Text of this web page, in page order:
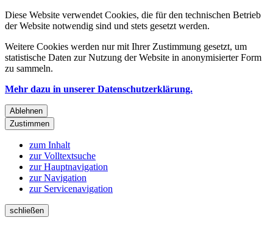
Diese Website verwendet Cookies, die für den technischen Betrieb
der Website notwendig sind und stets gesetzt werden.
Weitere Cookies werden nur mit Ihrer Zustimmung gesetzt, um
statistische Daten zur Nutzung der Website in anonymisierter Form
zu sammeln.
Mehr dazu in unserer Datenschutzerklärung.
Ablehnen
Zustimmen
zum Inhalt
zur Volltextsuche
zur Hauptnavigation
zur Navigation
zur Servicenavigation
schließen